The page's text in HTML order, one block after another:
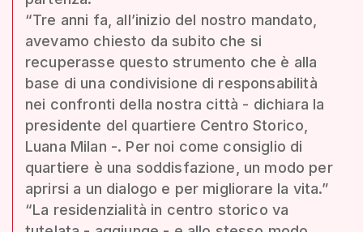
“Tre anni fa, all’inizio del nostro mandato,
avevamo chiesto da subito che si
recuperasse questo strumento che è alla
base di una condivisione di responsabilità
nei confronti della nostra città - dichiara la
presidente del quartiere Centro Storico,
Luana Milan -. Per noi come consiglio di
quartiere è una soddisfazione, un modo per
aprirsi a un dialogo e per migliorare la vita.”
“La residenzialità in centro storico va